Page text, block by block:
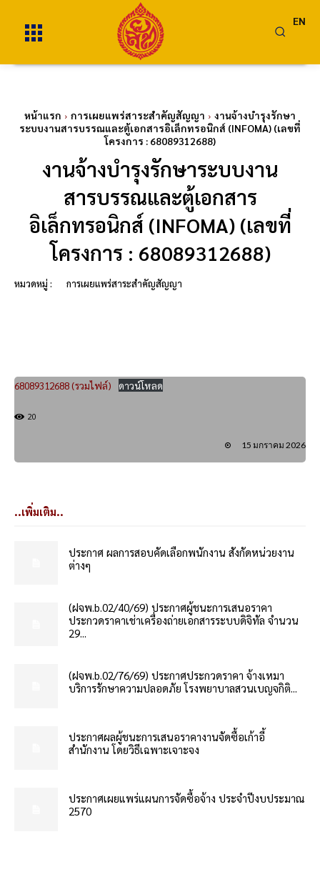
EN
หน้าแรก การเผยแพร่สาระสำคัญสัญญา
งานจ้างบำรุงรักษา
ระบบงานสารบรรณและตู้เอกสารอิเล็กทรอนิกส์ (INFOMA) (เลขที่
โครงการ : 68089312688)
งานจ้างบำรุงรักษาระบบงาน
สารบรรณและตู้เอกสาร
อิเล็กทรอนิกส์ (INFOMA) (เลขที่
โครงการ : 68089312688)
หมวดหมู่ : การเผยแพร่สาระสำคัญสัญญา
68089312688 (รวมไฟล์) ดาวน์โหลด
20
15 มกราคม 2026
..เพิ่มเติม..
ประกาศ ผลการสอบคัดเลือกพนักงาน สังกัดหน่วยงาน
ต่างๆ
(ฝจพ.b.02/40/69) ประกาศผู้ชนะการเสนอราคา
ประกวดราคาเช่าเครื่องถ่ายเอกสารระบบดิจิทัล จำนวน
29...
(ฝจพ.b.02/76/69) ประกาศประกวดราคา จ้างเหมา
บริการรักษาความปลอดภัย โรงพยาบาลสวนเบญจกิติ...
ประกาศผลผู้ชนะการเสนอราคางานจัดซื้อเก้าอี้
สำนักงาน โดยวิธีเฉพาะเจาะจง
ประกาศเผยแพร่แผนการจัดซื้อจ้าง ประจำปีงบประมาณ
2570